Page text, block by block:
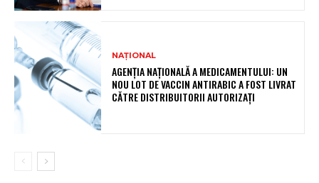
NAȚIONAL
AGENȚIA NAȚIONALĂ A MEDICAMENTULUI: UN
NOU LOT DE VACCIN ANTIRABIC A FOST LIVRAT
CĂTRE DISTRIBUITORII AUTORIZAȚI